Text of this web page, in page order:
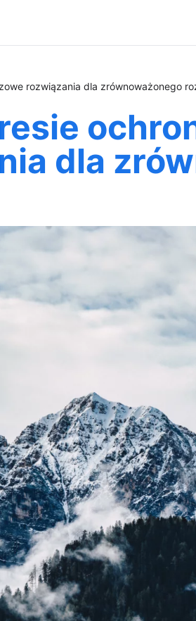
rozwiązania dla zrównoważonego
dla